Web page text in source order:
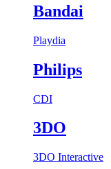
Bandai
Playdia
Philips
CDI
3DO
3DO Interactive